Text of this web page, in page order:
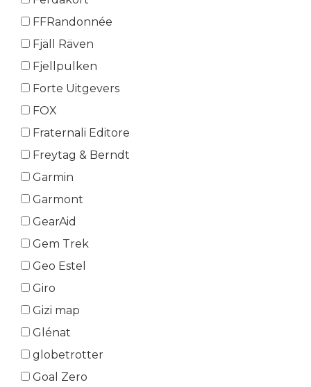
FFRandonnée
Fjäll Räven
Fjellpulken
Forte Uitgevers
FOX
Fraternali Editore
Freytag & Berndt
Garmin
Garmont
GearAid
Gem Trek
Geo Estel
Giro
Gizi map
Glénat
globetrotter
Goal Zero